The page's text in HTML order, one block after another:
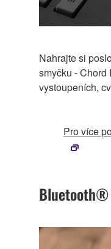
Nahrajte si
smyčku - Chord
vystoupeních,
Pro více
Bluetooth®